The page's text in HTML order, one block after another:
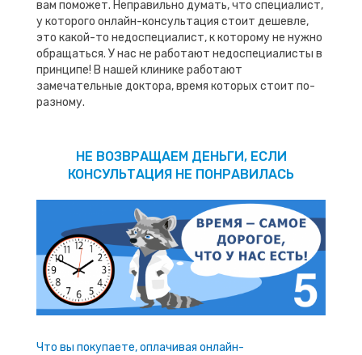
вам поможет. Неправильно думать, что специалист,
у которого онлайн-консультация стоит дешевле,
это какой-то недоспециалист, к которому не нужно
обращаться. У нас не работают недоспециалисты в
принципе! В нашей клинике работают
замечательные доктора, время которых стоит по-
разному.
НЕ ВОЗВРАЩАЕМ ДЕНЬГИ, ЕСЛИ
КОНСУЛЬТАЦИЯ НЕ ПОНРАВИЛАСЬ
Что вы покупаете, оплачивая онлайн-